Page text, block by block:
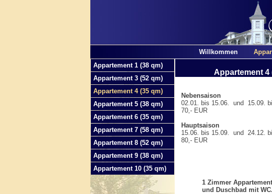
Willkommen
Appartement 1 (38 qm)
Appartement 3 (52 qm)
Appartement 4 (35 qm)
Appartement 5 (38 qm)
Appartement 6 (35 qm)
Appartement 7 (58 qm)
Appartement 8 (52 qm)
Appartement 9 (38 qm)
Appartement 10 (35 qm)
Appartement 4
Nebensaison
02.01. bis 15.06. und 15.09.
70,- EUR
Hauptsaison
15.06. bis 15.09. und 24.12.
80,- EUR
1 Zimmer
und Duschbad mit